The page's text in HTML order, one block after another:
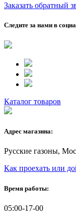
Заказать обратный
Следите за нами в
Каталог товаров
Адрес магазина:
Русские газоны,
Как проехать или
Время работы:
05:00-17-00